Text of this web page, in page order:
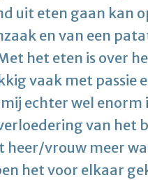
uit eten gaan kan
en van een
het eten is over
vaak met passie
echter wel enorm
van het
heer/vrouw meer
het voor elkaar